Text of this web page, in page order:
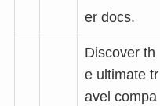
er docs.
Discover th
e ultimate tr
avel compa